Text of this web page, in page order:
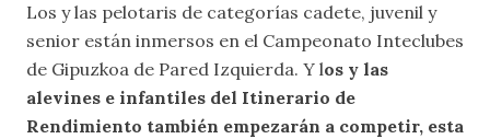
Los y las pelotaris de categorías cadete, juvenil y
senior están inmersos en el Campeonato Inteclubes
de Gipuzkoa de Pared Izquierda. Y los y las
alevines e infantiles del Itinerario de
Rendimiento también empezarán a competir, esta